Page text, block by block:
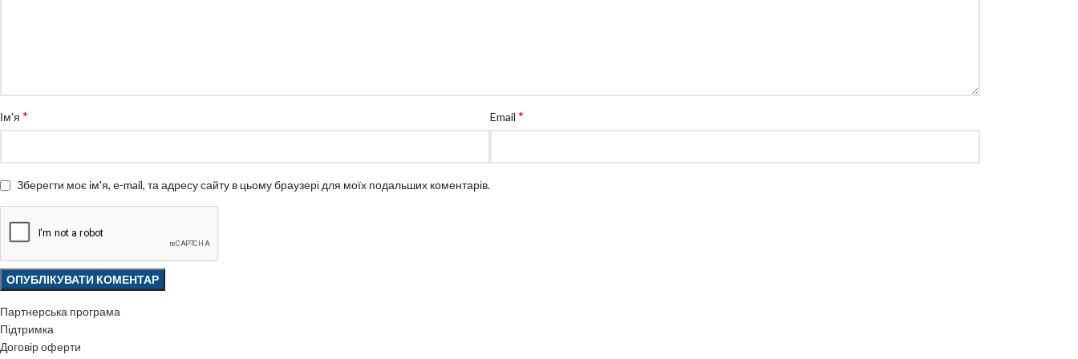
Ім'я * Email *
Зберегти моє ім'я, e-mail, та адресу сайту в цьому браузері для моїх подальших коментарів.
Партнерська програма
Підтримка
Договір оферти